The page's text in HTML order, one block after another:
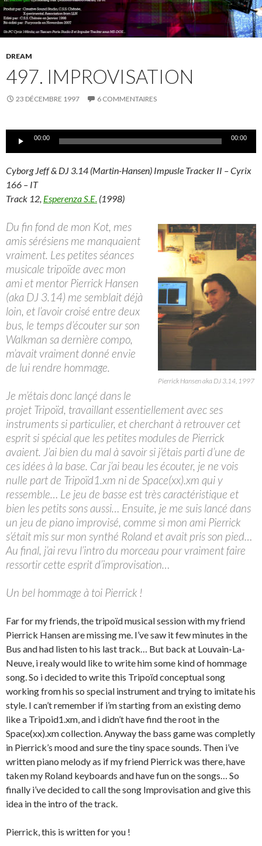
DREAM
497. IMPROVISATION
23 DÉCEMBRE 1997 6 COMMENTAIRES
Lecteur00:00 00:00
Cyborg Jeff & DJ 3.14 (Martin-Hansen) Impusle Tracker II – Cyrix
166 – IT
Track 12, Esperenza S.E. (1998)
Pierrick Hansen aka DJ 3.14, 1997
Du fin fond de mon Kot, mes
amis sérésiens me manquaient
vraiment. Les petites séances
musicale tripoïde avec mon
ami et mentor Pierrick Hansen
(aka DJ 3.14) me semblait déjà
loin, et l’avoir croisé entre deux
bus, le temps d’écouter sur son
Walkman sa dernière compo,
m’avait vraiment donné envie
de lui rendre hommage.
Je m’étais donc lançé dans le
projet Tripoïd, travaillant essentiellement avec ses
instruments si particulier, et cherchant à retrouver cet
esprit si spécial que les petites modules de Pierrick
avaient. J’ai bien du mal à savoir si j’étais parti d’une de
ces idées à la base. Car j’ai beau les écouter, je ne vois
nulle part de Tripoïd1.xm ni de Space(xx).xm qui y
ressemble… Le jeu de basse est très caractéristique et
bien les petits sons aussi… Ensuite, je me suis lancé dans
un jeu de piano improvisé, comme si mon ami Pierrick
s’était mis sur mon synthé Roland et avait pris son pied…
Au final, j’ai revu l’intro du morceau pour vraiment faire
ressortir cette esprit d’improvisation…
Un bel hommage à toi Pierrick !
Far for my friends, the tripoïd musical session with my friend
Pierrick Hansen are missing me. I’ve saw it few minutes in the
Bus and had listen to his last track… But back at Louvain-La-
Neuve, i realy would like to write him some kind of hommage
song. So i decided to write this Tripoïd conceptual song
working from his so special instrument and trying to imitate his
style. I can’t remember if i’m starting from an existing demo
like a Tripoid1.xm, and i didn’t have find the root in the
Space(xx).xm collection. Anyway the bass game was completly
in Pierrick’s mood and sure the tiny space sounds. Then i’ve
written piano melody as if my friend Pierrick was there, have
taken my Roland keyboards and have fun on the songs… So
finally i’ve decided to call the song Improvisation and give this
idea in the intro of the track.
Pierrick, this is written for you !